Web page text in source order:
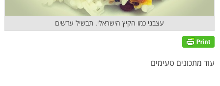
עצבני כמו הקיץ הישראלי. תבשיל עדשים
עוד מתכונים טעימים